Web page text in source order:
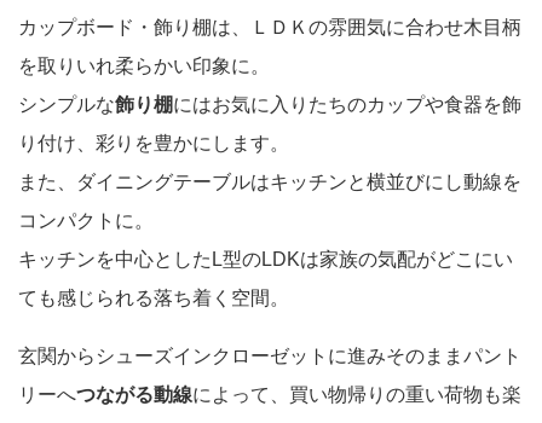
カップボード・飾り棚は、ＬＤＫの雰囲気に合わせ木目柄
を取りいれ柔らかい印象に。
シンプルな飾り棚にはお気に入りたちのカップや食器を飾
り付け、彩りを豊かにします。
また、ダイニングテーブルはキッチンと横並びにし動線を
コンパクトに。
キッチンを中心としたL型のLDKは家族の気配がどこにい
ても感じられる落ち着く空間。
玄関からシューズインクローゼットに進みそのままパント
リーへつながる動線によって、買い物帰りの重い荷物も楽